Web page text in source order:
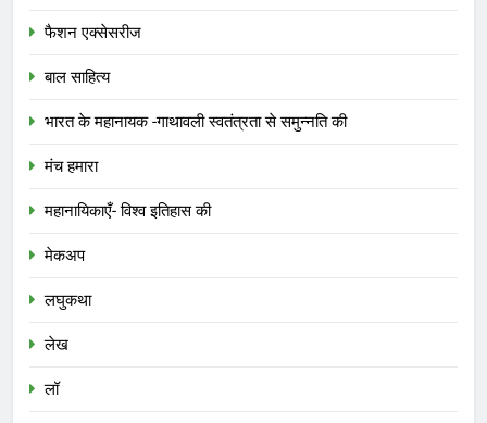
फैशन एक्सेसरीज
बाल साहित्य
भारत के महानायक -गाथावली स्वतंत्रता से समुन्नति की
मंच हमारा
महानायिकाएँ- विश्व इतिहास की
मेकअप
लघुकथा
लेख
लॉ